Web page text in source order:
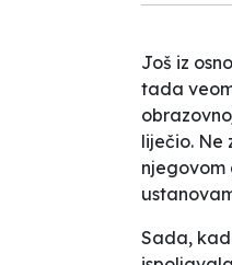
Još iz
tada
liječio. Ne
njegovom
Sada,